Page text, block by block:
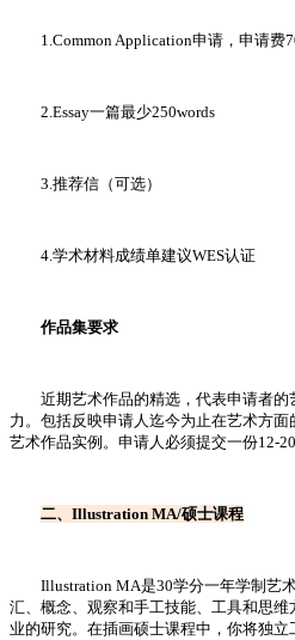
1.Common Application申请，申请费
2.Essay一篇最少250words
3.推荐信（可选）
4.学术材料成绩单建议WES认证
作品集要求
近期艺术作品的精选，代表申请者的
力。包括反映申请人迄今为止在艺术方
艺术作品实例。申请人必须提交一份12-20
二、Illustration MA/硕士课程
Illustration MA是30学分一年学制艺术
汇、概念、观察和手工技能、工具和思
业的研究。在插画硕士课程中，你将独